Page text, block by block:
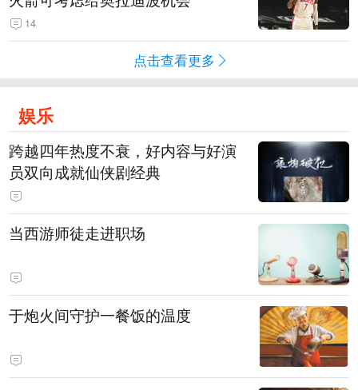
14
点击查看更多
娱乐
跨越四年热度不衰，好内容与好演
员双向成就仙侠剧经典
当西游师徒走进职场
于炮火间守护一餐饭的温度